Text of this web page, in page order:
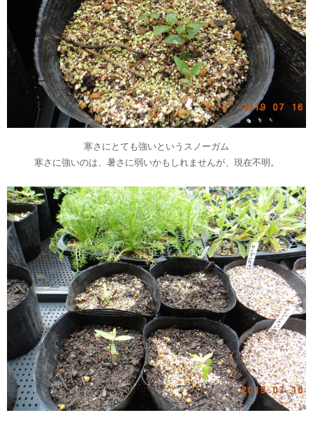
寒さにとても強いというスノーガム
寒さに強いのは、暑さに弱いかもしれませんが、現在不明。